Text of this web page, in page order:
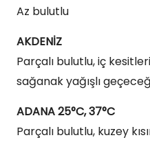
Az bulutlu
AKDENİZ
Parçalı bulutlu, iç
sağanak yağışlı
ADANA 25°C, 37°C
Parçalı bulutlu, kuzey